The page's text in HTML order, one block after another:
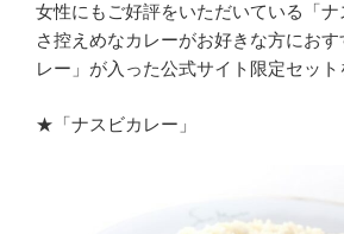
女性にもご好評をいただいている「
さ控えめなカレーがお好きな方にお
レー」が入った公式サイト限定セット
★「ナスビカレー」